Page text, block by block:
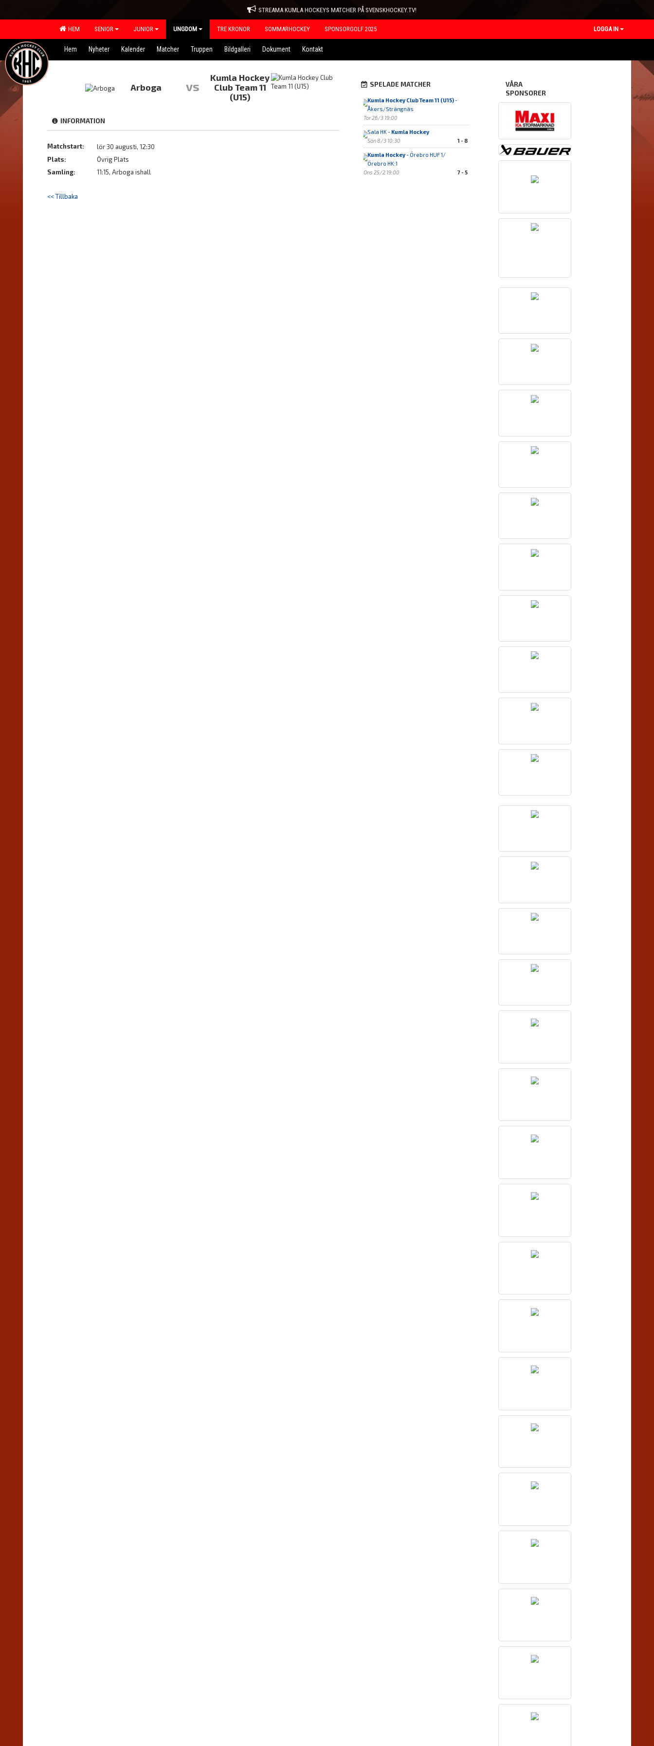
STREAMA KUMLA HOCKEYS MATCHER PÅ SVENSKHOCKEY.TV!
HEM SENIOR JUNIOR UNGDOM TRE KRONOR SOMMARHOCKEY SPONSORGOLF 2025 LOGGA IN
Hem Nyheter Kalender Matcher Truppen Bildgalleri Dokument Kontakt
Arboga vs
Kumla Hockey
Club Team 11
(U15)
INFORMATION
Matchstart:
lör 30 augusti, 12:30
Plats:
Övrig Plats
Samling:
11:15, Arboga ishall
<< Tillbaka
SPELADE MATCHER
Kumla Hockey Club Team 11 (U15)-
Åkers/Strängnäs
Tor 26/3 19:00
Sala HK - Kumla Hockey
Sön 8/3 10:30
1 - 8
Kumla Hockey- Örebro HUF 1/
Örebro HK:1
Ons 25/2 19:00
7 - 5
VÅRA
SPONSORER